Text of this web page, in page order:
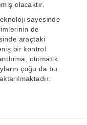
olacaktır.
sayesinde
de
araçtaki
bir kontrol
otomatik
çoğu da bu